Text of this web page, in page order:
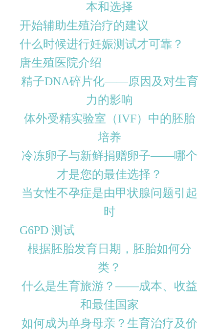
本和选择
开始辅助生殖治疗的建议
什么时候进行妊娠测试才可靠？
唐生殖医院介绍
精子DNA碎片化——原因及对生育
力的影响
体外受精实验室（IVF）中的胚胎
培养
冷冻卵子与新鲜捐赠卵子——哪个
才是您的最佳选择？
当女性不孕症是由甲状腺问题引起
时
G6PD 测试
根据胚胎发育日期，胚胎如何分
类？
什么是生育旅游？——成本、收益
和最佳国家
如何成为单身母亲？生育治疗及价